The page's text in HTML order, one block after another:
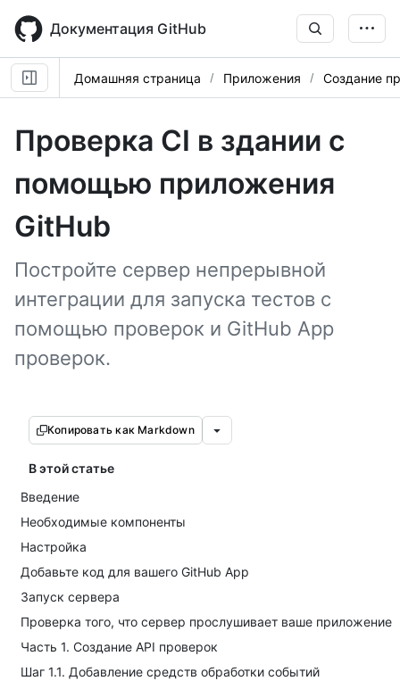
main
content
Документация GitHub
Домашняя страница Приложения Создание
Проверка CI в здании с
помощью приложения
GitHub
Постройте сервер непрерывной
интеграции для запуска тестов с
помощью проверок и GitHub App
проверок.
Копировать как Markdown
В этой статье
Введение
Необходимые компоненты
Настройка
Добавьте код для вашего GitHub App
Запуск сервера
Проверка того, что сервер прослушивает ваше приложение
Часть 1. Создание API проверок
Шаг 1.1. Добавление средств обработки событий